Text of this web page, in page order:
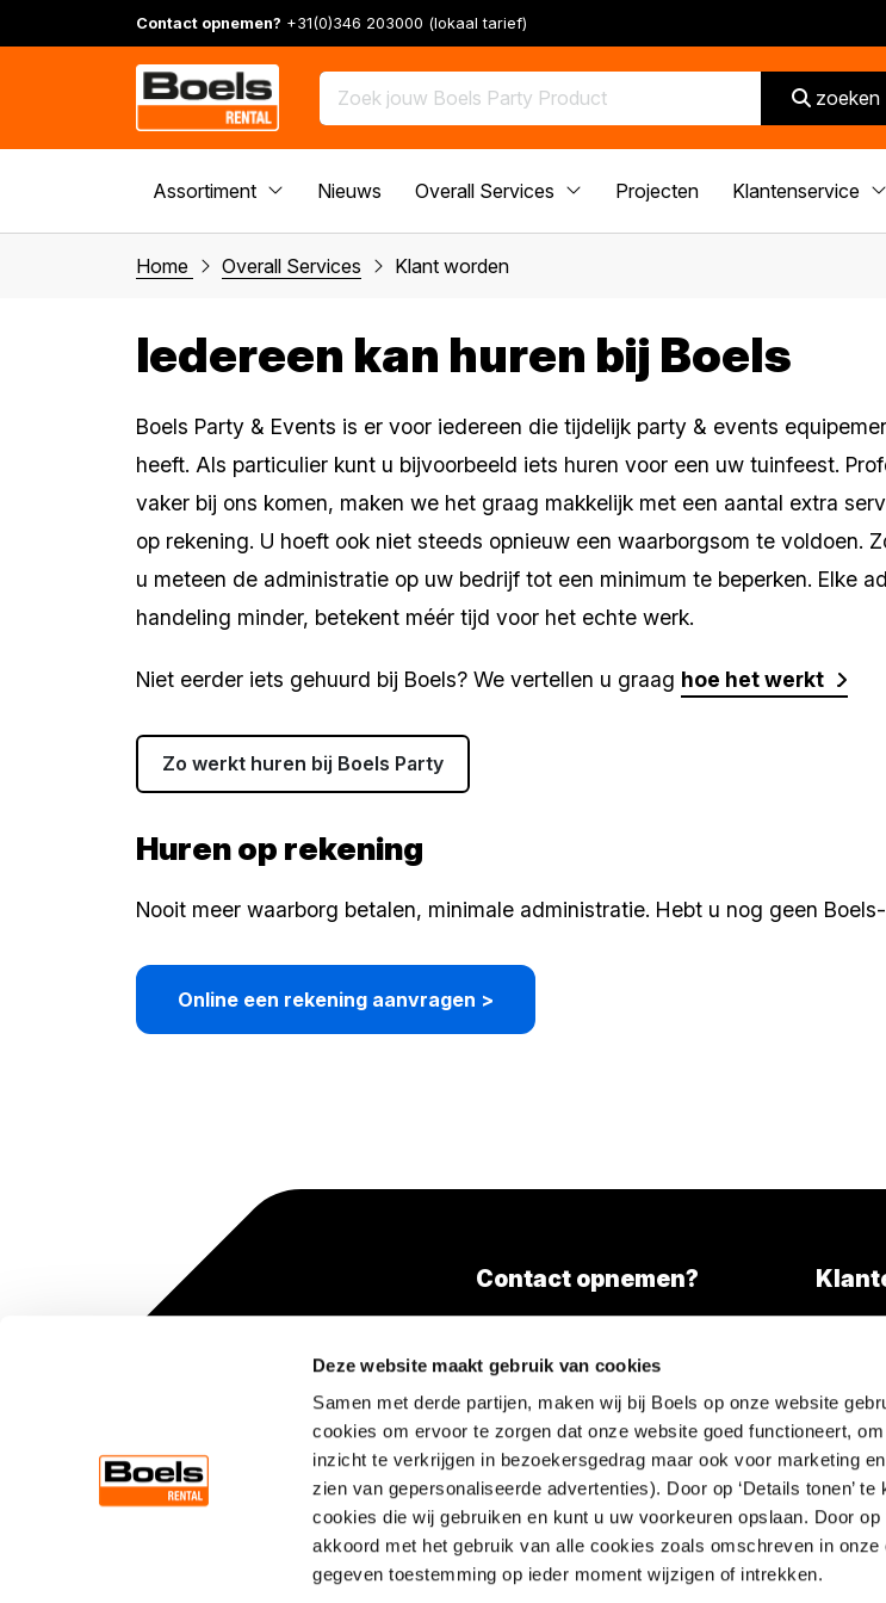
Deze website maakt gebruik van cookies
Samen met derde partijen, maken wij bij Boels op onze website
cookies om ervoor te zorgen dat onze website goed functioneert,
inzicht te verkrijgen in bezoekersgedrag maar ook voor marketing
zien van gepersonaliseerde advertenties). Door op ‘Details tonen’
cookies die wij gebruiken en kunt u uw voorkeuren opslaan. Door op
akkoord met het gebruik van alle cookies zoals omschreven in
gegeven toestemming op ieder moment wijzigen of intrekken.
Contact opnemen? +31(0)346 203000 (lokaal tarief)
zoeken
Assortiment Nieuws Overall Services Projecten Klantenservice
Home Overall Services Klant worden
Iedereen kan huren bij Boels
Boels Party & Events is er voor iedereen die tijdelijk party & events
heeft. Als particulier kunt u bijvoorbeeld iets huren voor een uw tuinfeest.
vaker bij ons komen, maken we het graag makkelijk met een aantal extra
op rekening. U hoeft ook niet steeds opnieuw een waarborgsom te voldoen.
u meteen de administratie op uw bedrijf tot een minimum te beperken. Elke
handeling minder, betekent méér tijd voor het echte werk.
Niet eerder iets gehuurd bij Boels? We vertellen u graag hoe het werkt .
Zo werkt huren bij Boels Party
Huren op rekening
Nooit meer waarborg betalen, minimale administratie. Hebt u nog geen
Online een rekening aanvragen >
Contact opnemen?
(lokaal tarief)
FAQ
Contact